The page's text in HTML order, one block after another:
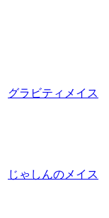
グラビティメイス
じゃしんのメイス